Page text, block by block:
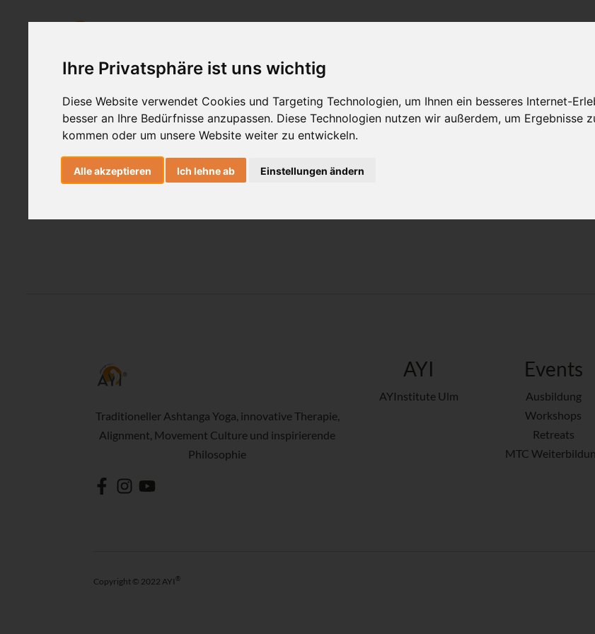
Ihre Privatsphäre ist uns wichtig
Diese Website verwendet Cookies und Targeting Technologien, um Ihnen ein besseres Internet-
besser an Ihre Bedürfnisse anzupassen. Diese Technologien nutzen wir außerdem, um Ergebnisse
kommen oder um unsere Website weiter zu entwickeln.
Alle akzeptieren Ich lehne ab Einstellungen ändern
Patricia Esch
Yogaleherin,Yogatherapeutin, Achtsamkeits und
Traditioneller Ashtanga Yoga, innovative Therapie,
Alignment, Movement Culture und inspirierende
Philosophie
AYI
AYInstitute Ulm
Events
Ausbildung
Workshops
Retreats
MTC
Copyright © 2022 AYI ®